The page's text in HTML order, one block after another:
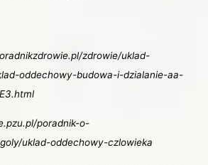
zdrowie/uklad-
oddechowy-budowa-i-dzialanie-aa-
poradnik-o-
uklad-oddechowy-czlowieka